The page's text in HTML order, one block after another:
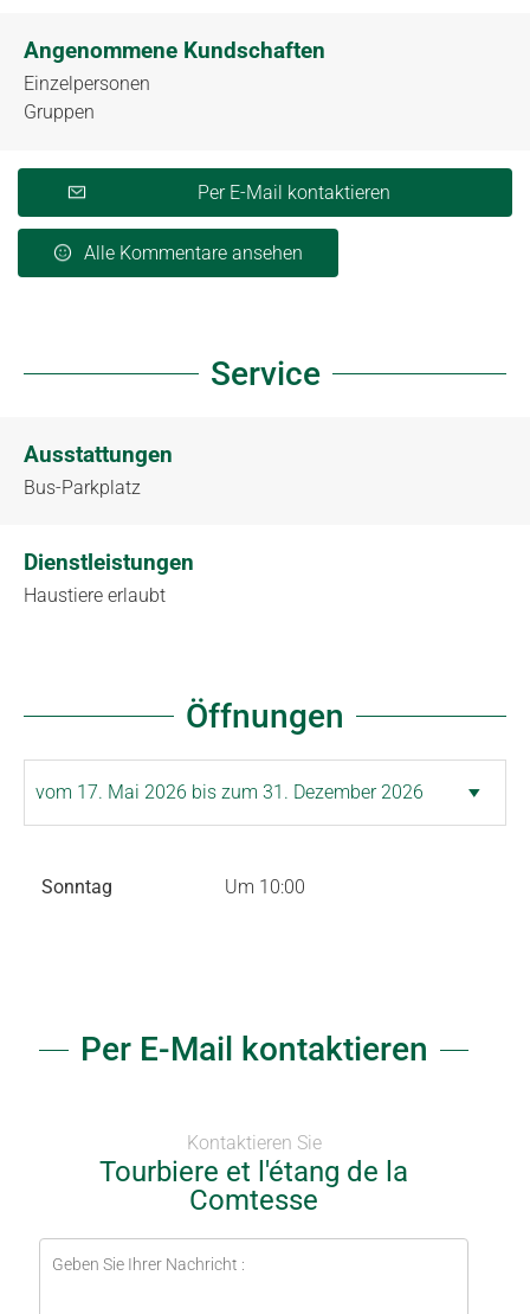
Angenommene Kundschaften
Einzelpersonen
Gruppen
Per E-Mail kontaktieren
Alle Kommentare ansehen
Service
Ausstattungen
Bus-Parkplatz
Dienstleistungen
Haustiere erlaubt
Öffnungen
Sonntag Um 10:00
Per E-Mail kontaktieren
Kontaktieren Sie
Tourbiere et l'étang de la
Comtesse